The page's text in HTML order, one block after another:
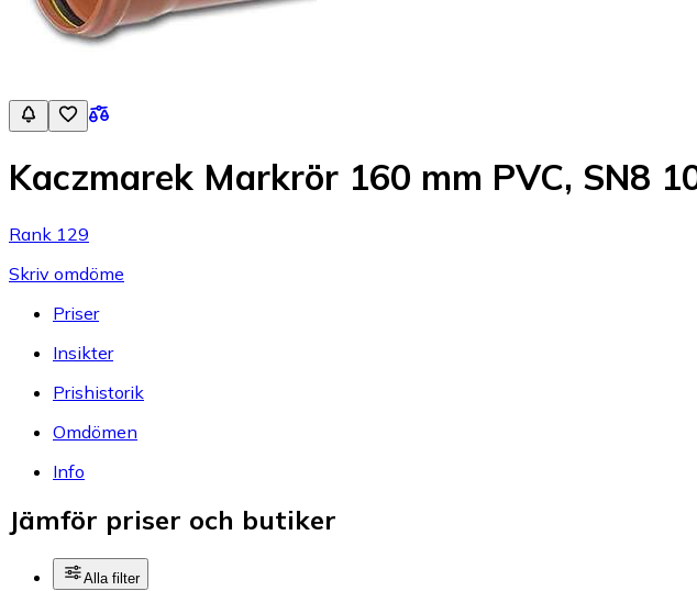
Kaczmarek Markrör 160 mm PVC, SN8
Rank 129
Skriv omdöme
Priser
Insikter
Prishistorik
Omdömen
Info
Jämför priser och butiker
Alla filter